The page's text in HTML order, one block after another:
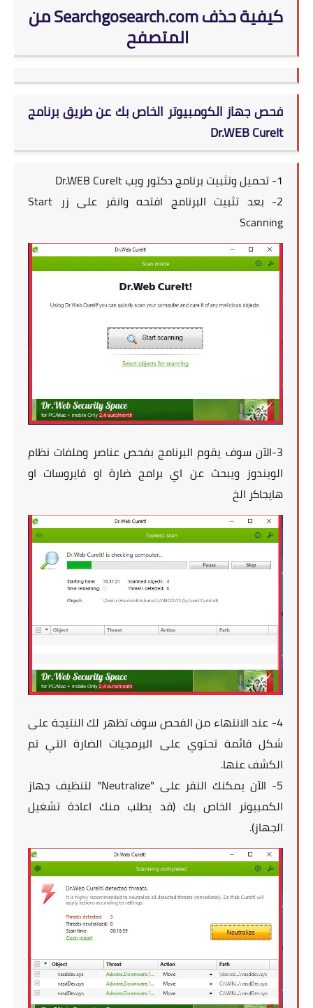
كيفية حذف Searchgosearch.com من
المتصفح
فحص جهاز الكومبيوتر الخاص بك عن طريق برنامج
Dr.WEB CureIt
1- تحميل وتثبيت برنامج
دكتور ويب Dr.WEB CureIt
2- بعد تثبيت البرنامج افتحه وانقر على زر Start
Scanning
3-الآن سوف يقوم البرنامج بفحص عناصر وملفات نظام
الويندوز ويبحث عن اي برامج ضارة او فايروسات او
هايجاكر الخ
4- عند الانتهاء من الفحص سوف تظهر لك النتيجة على
شكل قائمة تحتوي على البرمجيات الضارة التي تم
الكشف عنها.
5- الآن يمكنك النقر على "Neutralize" لتنظيف جهاز
الكمبيوتر الخاص بك (قد يطلب منك اعادة تشغيل
الجهاز).